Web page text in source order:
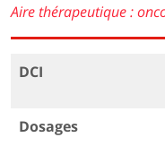
Aire thérapeutique :
DCI
Dosages